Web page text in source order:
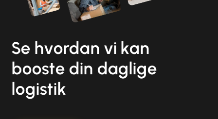
Se hvordan vi kan
booste din daglige
logistik